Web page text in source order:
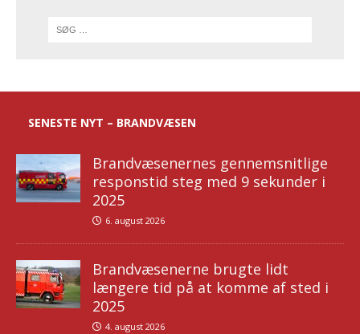
SENESTE NYT – BRANDVÆSEN
Brandvæsenernes gennemsnitlige
responstid steg med 9 sekunder i
2025
6. august 2026
Brandvæsenerne brugte lidt
længere tid på at komme af sted i
2025
4. august 2026